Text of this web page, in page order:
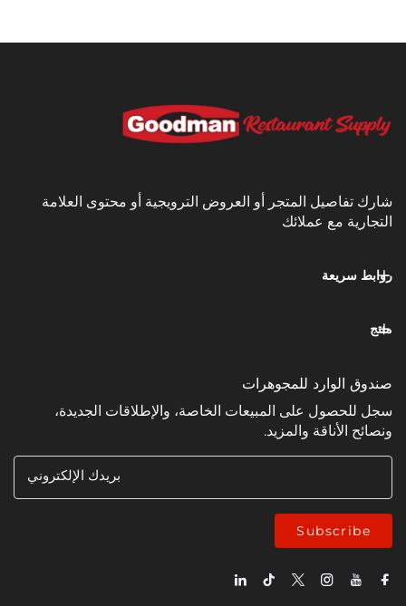
المتجر أو العروض الترويجية أو محتوى العلامة
عملائك
للمجوهرات
على المبيعات الخاصة، والإطلاقات الجديدة،
والمزيد.
بريدك الإلكتروني